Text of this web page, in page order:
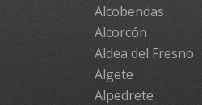
Alcobendas
Alcorcón
Aldea del Fresno
Algete
Alpedrete